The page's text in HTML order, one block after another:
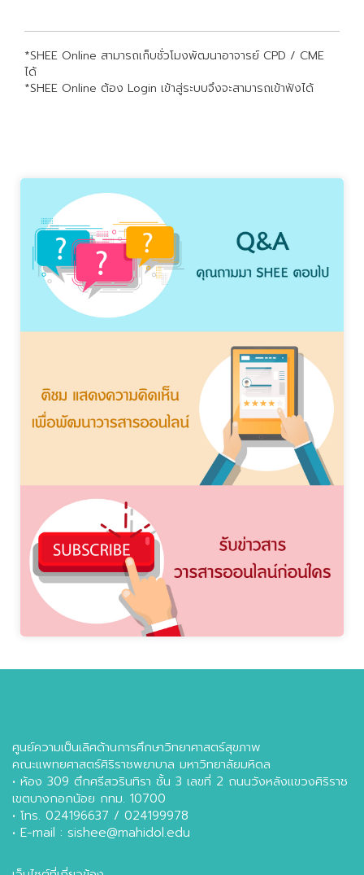
*SHEE Online สามารถเก็บชั่วโมงพัฒนาอาจารย์ CPD / CME
ได้
*SHEE Online ต้อง Login เข้าสู่ระบบจึงจะสามารถเข้าฟังได้
ศูนย์ความเป็นเลิศด้านการศึกษาวิทยาศาสตร์สุขภาพ
คณะแพทยศาสตร์ศิริราชพยาบาล มหาวิทยาลัยมหิดล
• ห้อง 309 ตึกศรีสวรินทิรา ชั้น 3 เลขที่ 2 ถนนวังหลังแขวงศิริราช
เขตบางกอกน้อย กทม. 10700
• โทร. 024196637 / 024199978
• E-mail : sishee@mahidol.edu